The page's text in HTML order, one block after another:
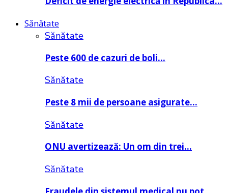
Sănătate
Sănătate
Peste 600 de cazuri de boli…
Sănătate
Peste 8 mii de persoane asigurate…
Sănătate
ONU avertizează: Un om din trei…
Sănătate